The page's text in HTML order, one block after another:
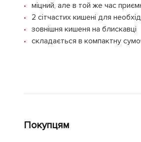
міцний, але в той же час
2 сітчастих кишені для
зовнішня кишеня на блискавці
складається в компактну
Покупцям